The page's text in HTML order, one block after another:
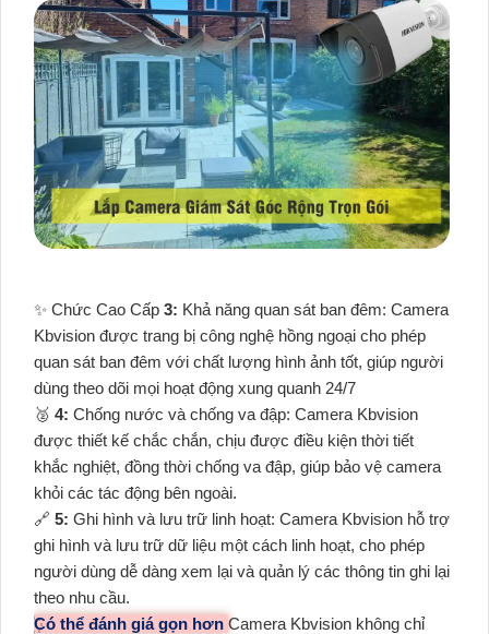
✨ Chức Cao Cấp 3: Khả năng quan sát ban đêm: Camera
Kbvision được trang bị công nghệ hồng ngoại cho phép
quan sát ban đêm với chất lượng hình ảnh tốt, giúp người
dùng theo dõi mọi hoạt động xung quanh 24/7
️🥈 4: Chống nước và chống va đập: Camera Kbvision
được thiết kế chắc chắn, chịu được điều kiện thời tiết
khắc nghiệt, đồng thời chống va đập, giúp bảo vệ camera
khỏi các tác động bên ngoài.
🔗 5: Ghi hình và lưu trữ linh hoạt: Camera Kbvision hỗ trợ
ghi hình và lưu trữ dữ liệu một cách linh hoạt, cho phép
người dùng dễ dàng xem lại và quản lý các thông tin ghi lại
theo nhu cầu.
Có thể đánh giá gọn hơn Camera Kbvision không chỉ